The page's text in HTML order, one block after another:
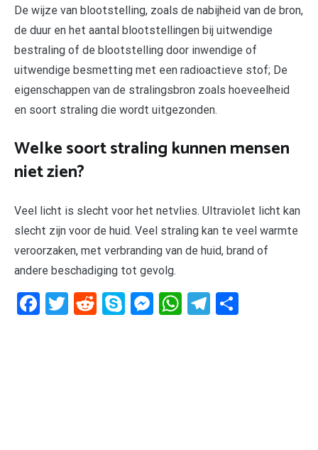
De wijze van blootstelling, zoals de nabijheid van de bron,
de duur en het aantal blootstellingen bij uitwendige
bestraling of de blootstelling door inwendige of
uitwendige besmetting met een radioactieve stof; De
eigenschappen van de stralingsbron zoals hoeveelheid
en soort straling die wordt uitgezonden.
Welke soort straling kunnen mensen
niet zien?
Veel licht is slecht voor het netvlies. Ultraviolet licht kan
slecht zijn voor de huid. Veel straling kan te veel warmte
veroorzaken, met verbranding van de huid, brand of
andere beschadiging tot gevolg.
Facebook
Twitter
RedditSkypeMessenger
WhatsApp
Telegram